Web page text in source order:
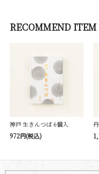
RECOMMEND ITEM
神戸 生きんつば 6個入
972円(税込)